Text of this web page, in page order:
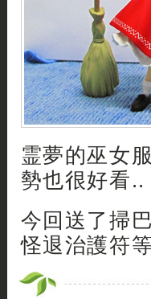
霊夢的巫女
勢也很好看..
今回送了掃
怪退治護符